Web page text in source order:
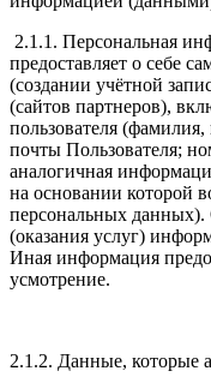
2.1.1. Персональная
предоставляет о себе
(создании учётной
(сайтов партнеров),
пользователя
почты Пользователя;
аналогичная
на основании которой
персональных данных).
(оказания услуг)
Иная информация
усмотрение.
2.1.2. Данные, которые